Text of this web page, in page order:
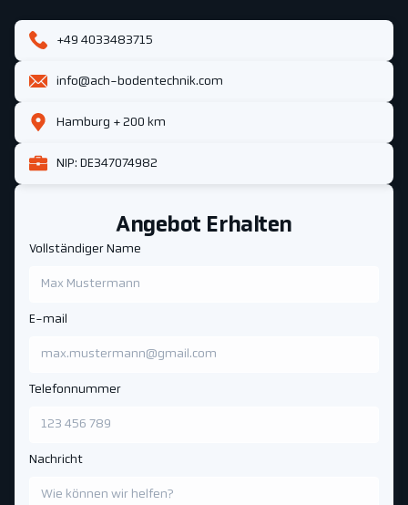
Angebot Erhalten
Vollständiger Name
E-mail
Telefonnummer
Nachricht
+49 4033483715
info@ach-bodentechnik.com
Hamburg + 200 km
NIP: DE347074982